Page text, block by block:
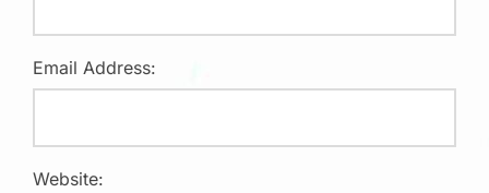
Email Address:
Website: